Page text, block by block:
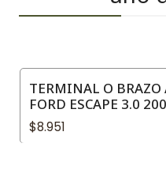
TERMINAL O
FORD ESCAPE 3.0
$8.951